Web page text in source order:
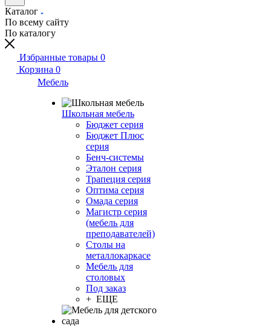
Каталог
По всему сайту
По каталогу
Избранные товары 0
Корзина 0
Мебель
Школьная мебель
Бюджет серия
Бюджет Плюс
серия
Бенч-системы
Эталон серия
Трапеция серия
Оптима серия
Омада серия
Магистр серия
(мебель для
преподавателей)
Столы на
металлокаркасе
Мебель для
столовых
Под заказ
+ ЕЩЕ